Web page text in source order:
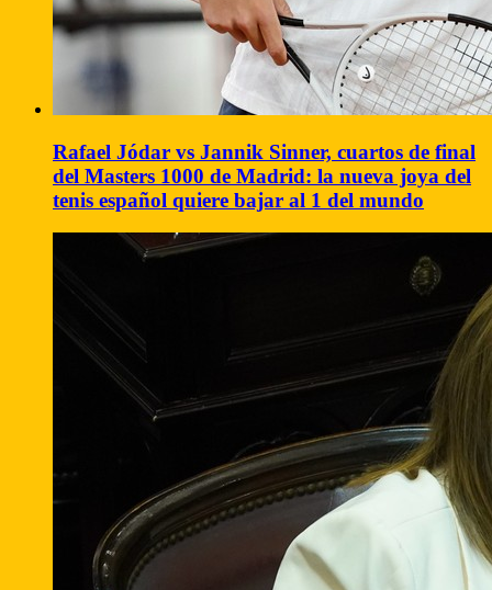
Rafael Jódar vs Jannik Sinner, cuartos de final
del Masters 1000 de Madrid: la nueva joya del
tenis español quiere bajar al 1 del mundo